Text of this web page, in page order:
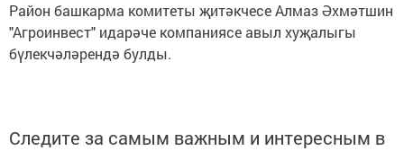
Район башкарма комитеты җитәкчесе Алмаз Әхмәтшин
"Агроинвест" идарәче компаниясе авыл хуҗалыгы
бүлекчәләрендә булды.
Следите за самым важным и интересным в